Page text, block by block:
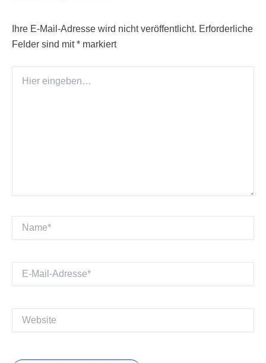
Ihre E-Mail-Adresse wird nicht veröffentlicht. Erforderliche
Felder sind mit* markiert
eingeben…
Mail-